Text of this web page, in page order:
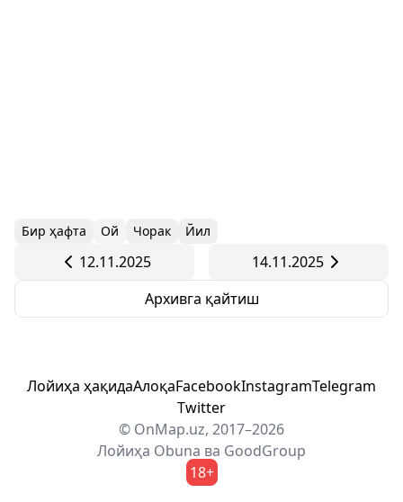
Бир ҳафта Ой Чорак Йил
12.11.2025
14.11.2025
Архивга қайтиш
Лойиҳа ҳақидаАлоқаFacebookInstagramTelegram
Twitter
© OnMap.uz, 2017–2026
Лойиҳа Obuna ва GoodGroup
18+